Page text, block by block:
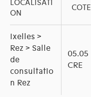
LOCALISATI
ON
COTE
Ixelles >
Rez > Salle
de
consultatio
n Rez
05.05
CRE